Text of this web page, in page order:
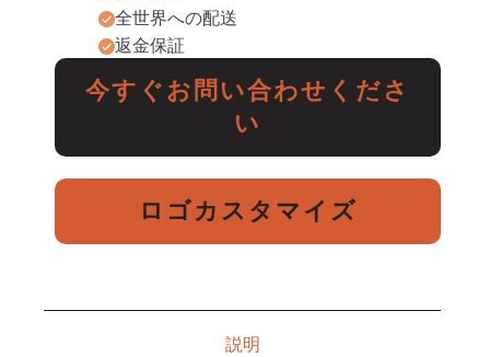
全世界への配送
返金保証
今すぐお問い合わせくださ
い
ロゴカスタマイズ
説明